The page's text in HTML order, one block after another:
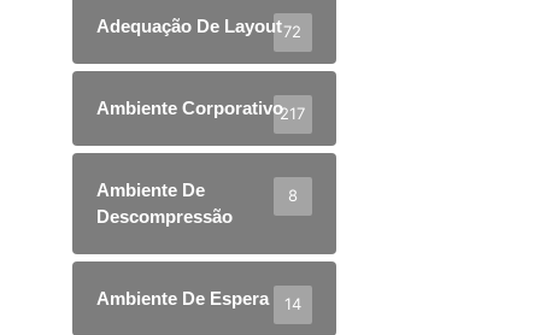
Adequação De Layout72
Ambiente Corporativo217
Ambiente De
Descompressão
8
Ambiente De Espera 14